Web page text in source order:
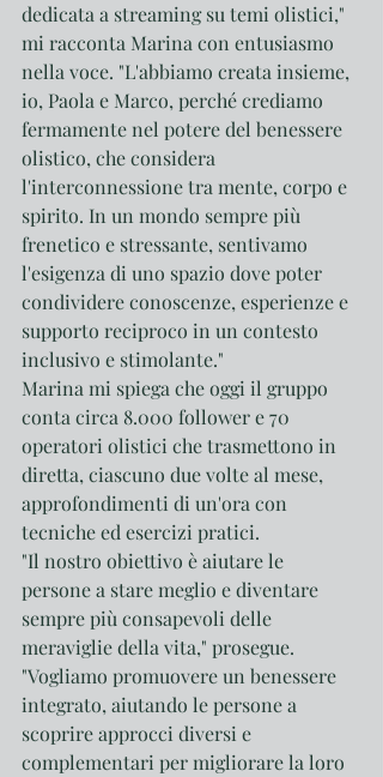
dedicata a streaming su temi olistici,"
mi racconta Marina con entusiasmo
nella voce. "L'abbiamo creata insieme,
io, Paola e Marco, perché crediamo
fermamente nel potere del benessere
olistico, che considera
l'interconnessione tra mente, corpo e
spirito. In un mondo sempre più
frenetico e stressante, sentivamo
l'esigenza di uno spazio dove poter
condividere conoscenze, esperienze e
supporto reciproco in un contesto
inclusivo e stimolante."
Marina mi spiega che oggi il gruppo
conta circa 8.000 follower e 70
operatori olistici che trasmettono in
diretta, ciascuno due volte al mese,
approfondimenti di un'ora con
tecniche ed esercizi pratici.
"Il nostro obiettivo è aiutare le
persone a stare meglio e diventare
sempre più consapevoli delle
meraviglie della vita," prosegue.
"Vogliamo promuovere un benessere
integrato, aiutando le persone a
scoprire approcci diversi e
complementari per migliorare la loro